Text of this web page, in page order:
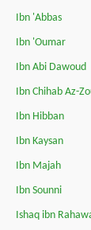
Ibn 'Abbas
Ibn 'Oumar
Ibn Abi Dawoud
Ibn Chihab Az-
Ibn Hibban
Ibn Kaysan
Ibn Majah
Ibn Sounni
Ishaq ibn